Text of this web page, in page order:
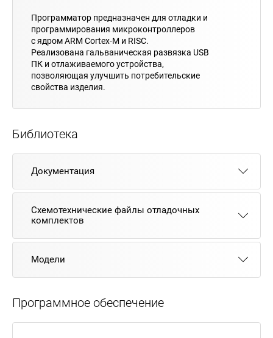
Программатор предназначен для отладки и
программирования микроконтроллеров
с ядром ARM Cortex-M и RISC.
Реализована гальваническая развязка USB
ПК и отлаживаемого устройства,
позволяющая улучшить потребительские
свойства изделия.
Библиотека
Документация
Схемотехнические файлы отладочных
комплектов
Модели
Программное обеспечение